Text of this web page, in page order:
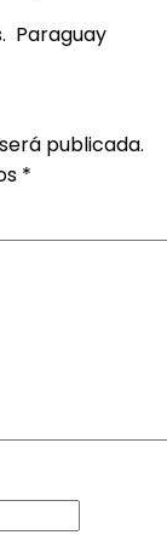
Paraguay
publicada.
*